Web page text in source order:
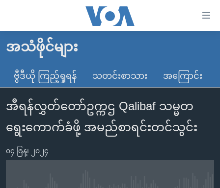
လွယ်ကူ
သည့်
Link
များ
ပင်မ
သို့
မူလစာမျက်နှာ
မြန်မာ
ကမ္ဘာ့သတင်းများ
နိုင်ငံတကာ
အစ္စရေး-ပါလက်စတိုင်း
ဗွီဒီယို
သတင်းလွတ်လပ်ခွင့်
ရပ်ဝန်းတခု လမ်းတခု အလွန်
အင်္ဂလိပ်စာလေ့လာမယ်
အသံဖိုင်များ
ဗွီဒီယို ကြည့်ရှုရန် သတင်းစာသား အကြောင်း
အီရန်လွှတ်တော်ဥက္ကဌ Qalibaf သမ္မတ
ရွေးကောက်ခံဖို့ အမည်စာရင်းတင်သွင်း
၀၄ ဇြန္၊ ၂၀၂၄